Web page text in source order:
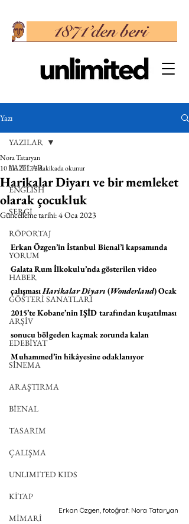
Yazı
YAZILAR
ENGLISH
SERGİ
RÖPORTAJ
YORUM
HABER
GÖSTERİ SANATLARI
ARŞİV
EDEBİYAT
SİNEMA
ARAŞTIRMA
BİENAL
TASARIM
ÇALIŞMA
UNLIMITED KIDS
KİTAP
MİMARİ
YAZILAR
Harikalar Diyarı ve bir memleket
olarak çocukluk
Nora Tataryan
10 Eki 20173 dakikada okunur
Güncelleme tarihi:4 Oca 2023
Erkan Özgen’in İstanbul Bienal’i kapsamında
Galata Rum İlkokulu’nda gösterilen video
çalışması Harikalar Diyarı (Wonderland) Ocak
2015’te Kobane’nin IŞİD tarafından kuşatılması
sonucu bölgeden kaçmak zorunda kalan
Muhammed’in hikâyesine odaklanıyor
Erkan Özgen, fotoğraf: Nora Tataryan